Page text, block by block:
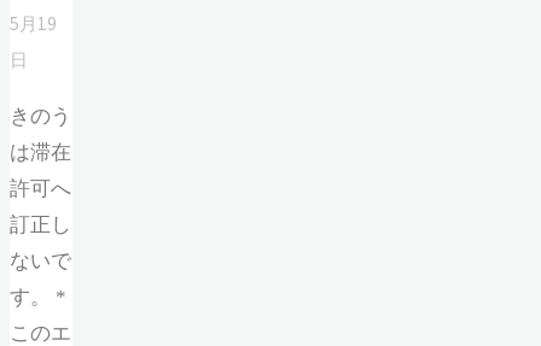
5月19
日
きのう
は滞在
許可へ
訂正し
ないで
す。 *
このエ